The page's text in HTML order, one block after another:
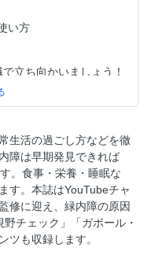
い方
立ち向かいましょう！
な病気なの?
障とは!?
進行は食い止められて、
種類を知っておきましょ
生活の過ごし方などを徹
障は早期発見できれば
。食事・栄養・睡眠な
す。本誌はYouTubeチャ
修に迎え、緑内障の原因
チェック」「ガボール・
ツも収録します。